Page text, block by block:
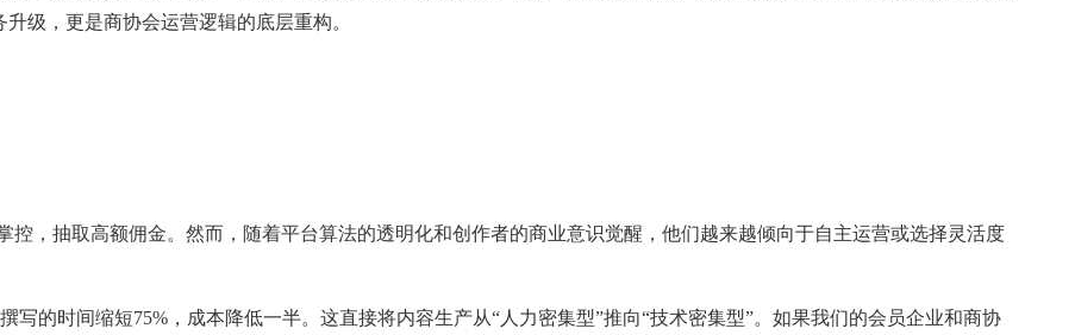
级，更是商协会运营逻辑的底层重构。
，抽取高额佣金。然而，随着平台算法的透明化和创作者的商业意识觉醒，他们越来越倾向于自主运营或选择灵活度
的时间缩短75%，成本降低一半。这直接将内容生产从“人力密集型”推向“技术密集型”。如果我们的会员企业和商协